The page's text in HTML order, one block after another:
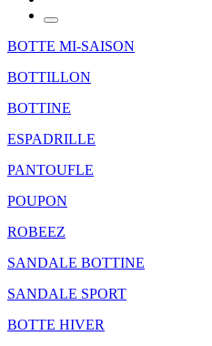
BOTTE MI-SAISON
BOTTILLON
BOTTINE
ESPADRILLE
PANTOUFLE
POUPON
ROBEEZ
SANDALE BOTTINE
SANDALE SPORT
BOTTE HIVER